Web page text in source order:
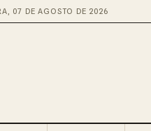
07 DE AGOSTO DE 2026